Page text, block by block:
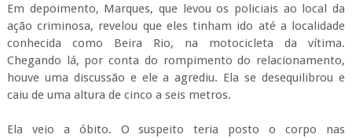
Em depoimento, Marques, que levou os policiais ao local da
ação criminosa, revelou que eles tinham ido até a localidade
conhecida como Beira Rio, na motocicleta da vítima.
Chegando lá, por conta do rompimento do relacionamento,
houve uma discussão e ele a agrediu. Ela se desequilibrou e
caiu de uma altura de cinco a seis metros.
Ela veio a óbito. O suspeito teria posto o corpo nas